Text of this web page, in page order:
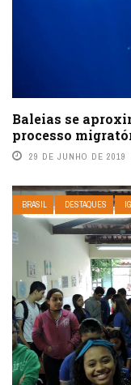
Baleias se
processo
29 DE JUNHO DE 2019
BRASIL DESTAQUES